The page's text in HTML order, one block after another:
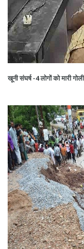
खूनी संघर्ष -4 लोगों को मारी